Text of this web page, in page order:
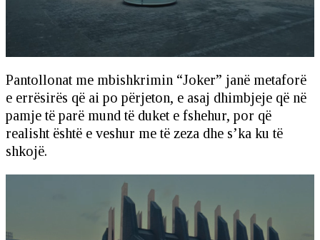
Pantollonat me mbishkrimin “Joker” janë metaforë
e errësirës që ai po përjeton, e asaj dhimbjeje që në
pamje të parë mund të duket e fshehur, por që
realisht është e veshur me të zeza dhe s’ka ku të
shkojë.